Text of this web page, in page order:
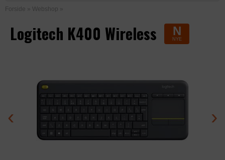
Forside » Webshop »
Logitech K400 Wireless N
NYE
‹ ›